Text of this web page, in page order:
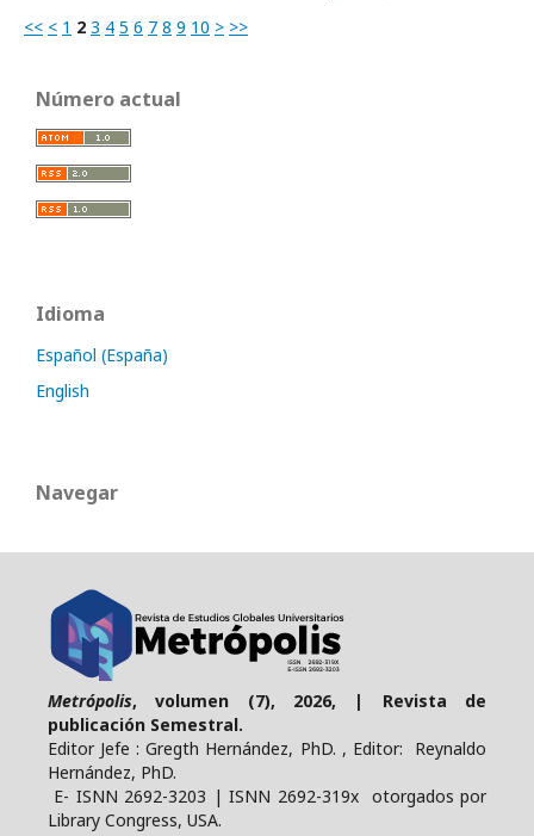
<< < 1 2 3 4 5 6 7 8 9 10 > >>
Número actual
Idioma
Español (España)
English
Navegar
Metrópolis, volumen (7), 2026, | Revista de
publicación Semestral.
Editor Jefe : Gregth Hernández, PhD. , Editor: Reynaldo
Hernández, PhD.
E- ISNN 2692-3203 | ISNN 2692-319x otorgados por
Library Congress, USA.